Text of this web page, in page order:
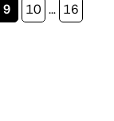
Page
9 Page
10 … Page
16